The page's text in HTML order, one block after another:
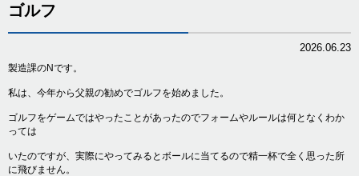
ゴルフ
2026.06.23
製造課のNです。
私は、今年から父親の勧めでゴルフを始めました。
ゴルフをゲームではやったことがあったのでフォームやルールは何となくわか
っては
いたのですが、実際にやってみるとボールに当てるので精一杯で全く思った所
に飛びません。